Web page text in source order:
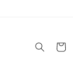
Carrito